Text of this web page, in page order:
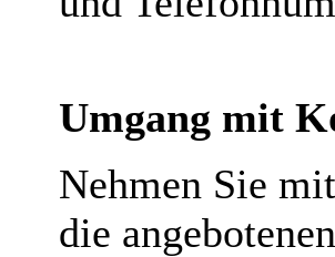
Umgang mit
Nehmen Sie
die